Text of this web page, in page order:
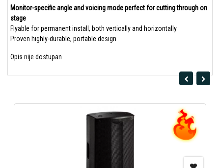
Monitor-specific angle and voicing mode perfect for cutting through on
stage
Flyable for permanent install, both vertically and horizontally
Proven highly-durable, portable design
Opis nije dostupan